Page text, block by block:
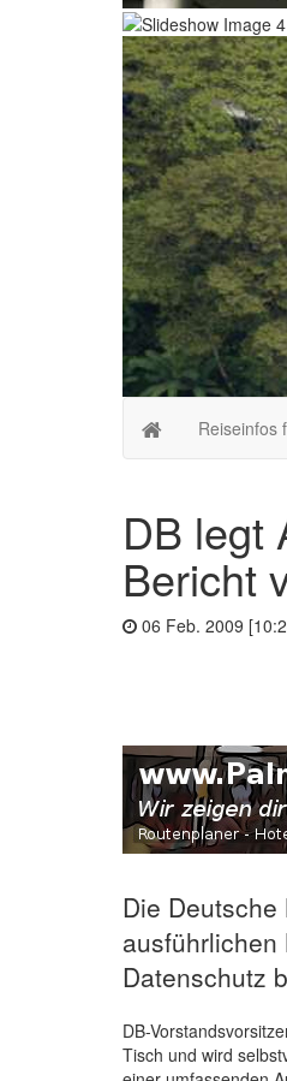
Reiseinfos
DB legt
Bericht
06 Feb. 2009
Die
Datenschutz
DB-
Tisch und wird